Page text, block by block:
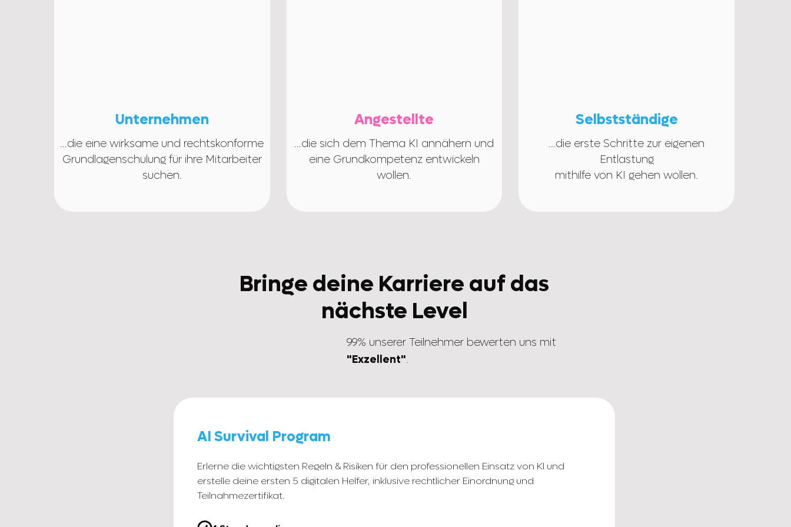
Unternehmen
…die eine wirksame und rechtskonforme
Grundlagenschulung für ihre Mitarbeiter
suchen.
Angestellte
…die sich dem Thema KI annähern und
eine Grundkompetenz entwickeln
wollen.
Selbstständige
…die erste Schritte zur eigenen
Entlastung
mithilfe von KI gehen wollen.
Bringe deine Karriere auf das
nächste Level
99% unserer Teilnehmer bewerten uns mit
"Exzellent".
AI Survival Program
Erlerne die wichtigsten Regeln & Risiken für den professionellen Einsatz von KI und
erstelle deine ersten 5 digitalen Helfer, inklusive rechtlicher Einordnung und
Teilnahmezertifikat.